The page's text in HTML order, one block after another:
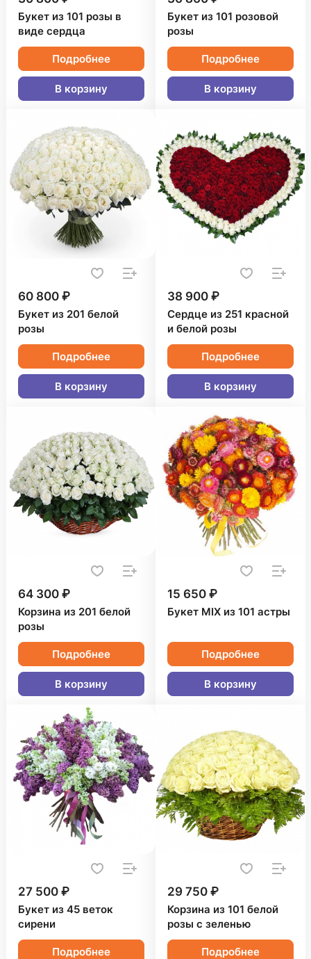
Букет из 101 розы в
виде сердца
Подробнее
В корзину
Букет из 101 розовой
розы
Подробнее
В корзину
60 800 ₽
Букет из 201 белой
розы
Подробнее
В корзину
38 900 ₽
Сердце из 251 красной
и белой розы
Подробнее
В корзину
64 300 ₽
Корзина из 201 белой
розы
Подробнее
В корзину
15 650 ₽
Букет MIX из 101 астры
Подробнее
В корзину
27 500 ₽
Букет из 45 веток
сирени
Подробнее
29 750 ₽
Корзина из 101 белой
розы с зеленью
Подробнее